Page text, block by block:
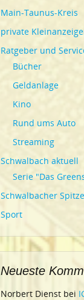
Main-Taunus-Kreis
private
Ratgeber und
Bücher
Geldanlage
Kino
Rund ums Auto
Streaming
Schwalbach aktuell
Serie "Das
Schwalbacher
Sport
Neueste
Norbert Dienst bei